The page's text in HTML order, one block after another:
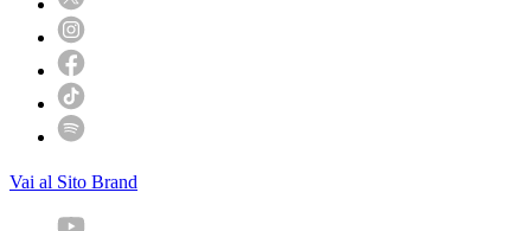
Vai al Sito Brand